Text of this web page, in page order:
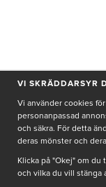
Genom att ge
De uppgifter
VI SKRÄDDARSYR
Vi använder cookies
personanpassad
och säkra. För detta
deras mönster och
Klicka på "Okej" om
och vilka du vill stänga